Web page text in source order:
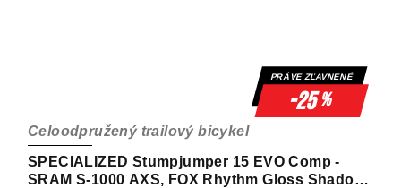
PRÁVE ZĽAVNENÉ
-25%
SPECIALIZED Stumpjumper 15 EVO Comp -
SRAM S-1000 AXS, FOX Rhythm Gloss Shadow
Celoodpružený trailový bicykel